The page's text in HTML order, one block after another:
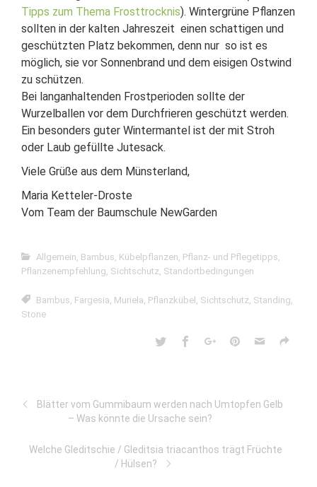
Tipps zum Thema Frosttrocknis). Wintergrüne Pflanzen
sollten in der kalten Jahreszeit einen schattigen und
geschützten Platz bekommen, denn nur so ist es
möglich, sie vor Sonnenbrand und dem eisigen Ostwind
zu schützen.
Bei langanhaltenden Frostperioden sollte der
Wurzelballen vor dem Durchfrieren geschützt werden.
Ein besonders guter Wintermantel ist der mit Stroh
oder Laub gefüllte Jutesack.
Viele Grüße aus dem Münsterland,
Maria Ketteler-Droste
Vom Team der Baumschule NewGarden
Allgemein, Bambus, Kübelpflanzen, Pflanz- und Pflegetipps,
Pflanzenempfehlung, Sichtschutz, Standortbedingungen
Bambus, Fargesia, Muriela, Pflanzkübel , Sichtschutz, Standing,
Stone
Blätter vom Gummibaum werden nach Umtopfen Gelb
– Was könnte die Ursache sein?
Welche Gleditschie / Gleditsia triacanthos trägt Früchte
/ Hülsen?